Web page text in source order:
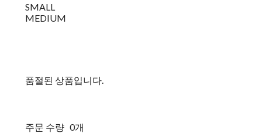
SMALL
MEDIUM
품절된 상품입니다.
주문 수량 0개